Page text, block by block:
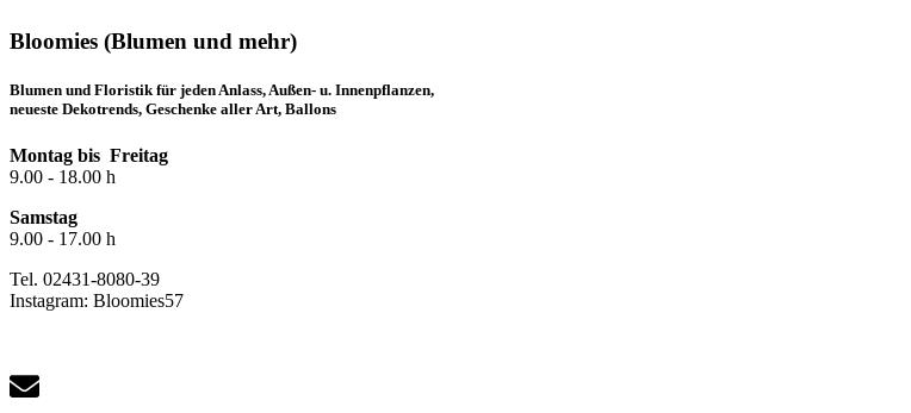
Bloomies (Blumen und mehr)
Blumen und Floristik für jeden Anlass, Außen- u. Innenpflanzen,
neueste Dekotrends, Geschenke aller Art, Ballons
Montag bis Freitag
9.00 - 18.00 h
Samstag
9.00 - 17.00 h
Tel. 02431-8080-39
Instagram: Bloomies57